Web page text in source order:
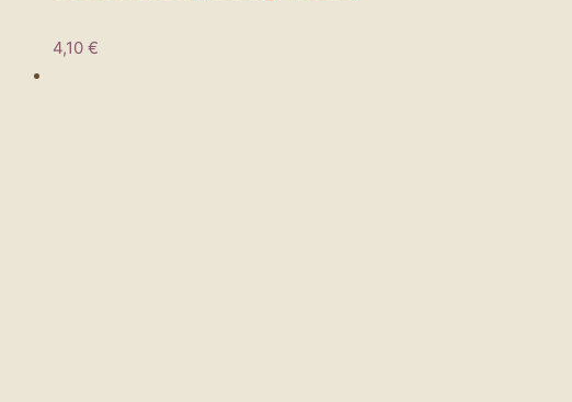
4,10 €